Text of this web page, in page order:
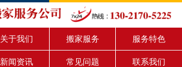
关于我们 搬家服务 服务特色
新闻资讯 常见问题 联系我们